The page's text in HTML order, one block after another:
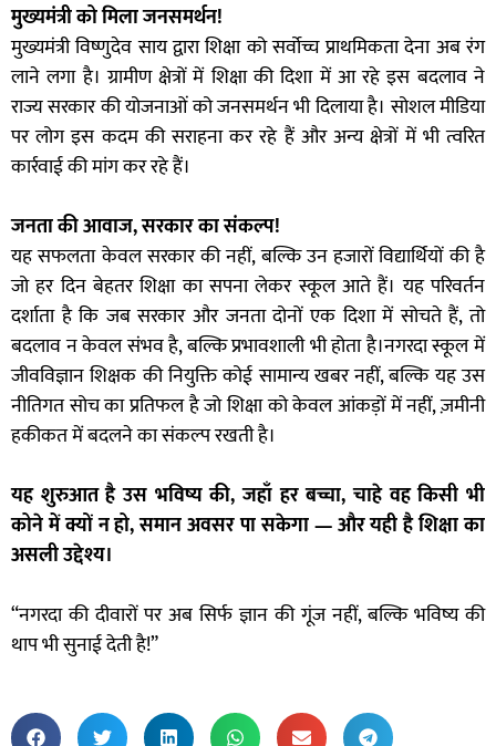
मुख्यमंत्री को मिला जनसमर्थन!
मुख्यमंत्री विष्णुदेव साय द्वारा शिक्षा को सर्वोच्च प्राथमिकता देना अब रंग
लाने लगा है। ग्रामीण क्षेत्रों में शिक्षा की दिशा में आ रहे इस बदलाव ने
राज्य सरकार की योजनाओं को जनसमर्थन भी दिलाया है। सोशल मीडिया
पर लोग इस कदम की सराहना कर रहे हैं और अन्य क्षेत्रों में भी त्वरित
कार्रवाई की मांग कर रहे हैं।
जनता की आवाज, सरकार का संकल्प!
यह सफलता केवल सरकार की नहीं, बल्कि उन हजारों विद्यार्थियों की है
जो हर दिन बेहतर शिक्षा का सपना लेकर स्कूल आते हैं। यह परिवर्तन
दर्शाता है कि जब सरकार और जनता दोनों एक दिशा में सोचते हैं, तो
बदलाव न केवल संभव है, बल्कि प्रभावशाली भी होता है।नगरदा स्कूल में
जीवविज्ञान शिक्षक की नियुक्ति कोई सामान्य खबर नहीं, बल्कि यह उस
नीतिगत सोच का प्रतिफल है जो शिक्षा को केवल आंकड़ों में नहीं, ज़मीनी
हकीकत में बदलने का संकल्प रखती है।
यह शुरुआत है उस भविष्य की, जहाँ हर बच्चा, चाहे वह किसी भी
कोने में क्यों न हो, समान अवसर पा सकेगा — और यही है शिक्षा का
असली उद्देश्य।
“नगरदा की दीवारों पर अब सिर्फ ज्ञान की गूंज नहीं, बल्कि भविष्य की
थाप भी सुनाई देती है!”